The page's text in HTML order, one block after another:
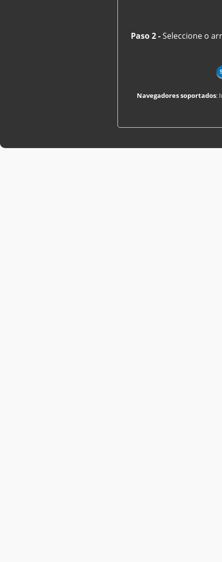
Paso 2 -Seleccione o
Navegadores soportados: